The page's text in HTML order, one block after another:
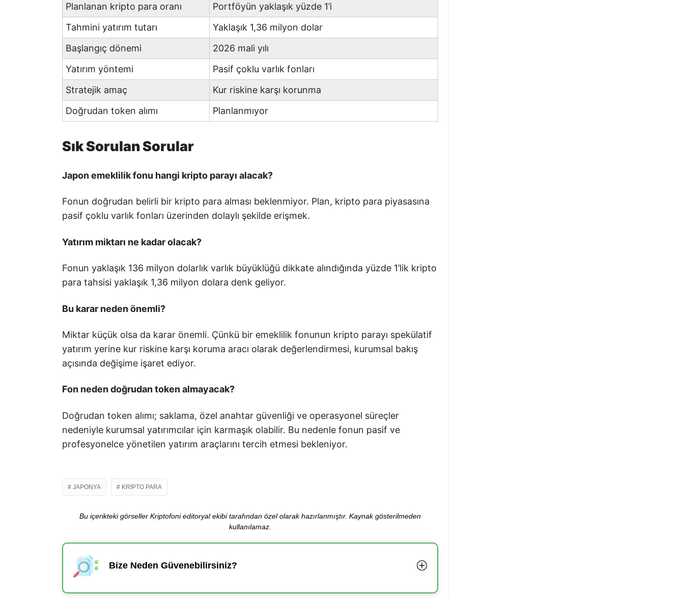
Planlanan kripto para oranı
Portföyün yaklaşık yüzde 1’i
Tahmini yatırım tutarı
Yaklaşık 1,36 milyon dolar
Başlangıç dönemi
2026 mali yılı
Yatırım yöntemi
Pasif çoklu varlık fonları
Stratejik amaç
Kur riskine karşı korunma
Doğrudan token alımı
Planlanmıyor
Sık Sorulan Sorular
Japon emeklilik fonu hangi kripto parayı alacak?
Fonun doğrudan belirli bir kripto para alması beklenmiyor. Plan, kripto para piyasasına
pasif çoklu varlık fonları üzerinden dolaylı şekilde erişmek.
Yatırım miktarı ne kadar olacak?
Fonun yaklaşık 136 milyon dolarlık varlık büyüklüğü dikkate alındığında yüzde 1’lik kripto
para tahsisi yaklaşık 1,36 milyon dolara denk geliyor.
Bu karar neden önemli?
Miktar küçük olsa da karar önemli. Çünkü bir emeklilik fonunun kripto parayı spekülatif
yatırım yerine kur riskine karşı koruma aracı olarak değerlendirmesi, kurumsal bakış
açısında değişime işaret ediyor.
Fon neden doğrudan token almayacak?
Doğrudan token alımı; saklama, özel anahtar güvenliği ve operasyonel süreçler
nedeniyle kurumsal yatırımcılar için karmaşık olabilir. Bu nedenle fonun pasif ve
profesyonelce yönetilen yatırım araçlarını tercih etmesi bekleniyor.
JAPONYA KRIPTO PARA
Bu içerikteki görseller Kriptofoni editoryal ekibi tarafından özel olarak hazırlanmıştır. Kaynak gösterilmeden
kullanılamaz.
Bize Neden Güvenebilirsiniz?